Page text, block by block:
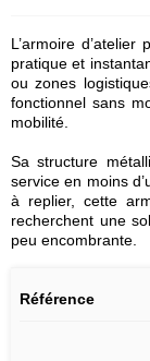
L’armoire
pratique et
ou zones
fonctionnel sans
mobilité.
Sa structure
service en moins
à replier, cette
recherchent une
peu encombrante.
Référence